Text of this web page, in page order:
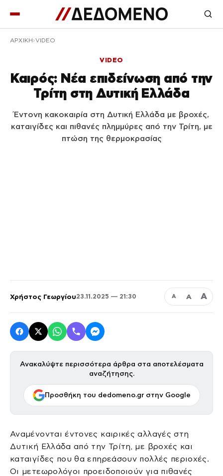
ΑΡΧΙΚΉ VIDEO
VIDEO
Καιρός: Νέα επιδείνωση από την
Τρίτη στη Δυτική Ελλάδα
Έντονη κακοκαιρία στη Δυτική Ελλάδα με βροχές,
καταιγίδες και πιθανές πλημμύρες από την Τρίτη, με
πτώση της θερμοκρασίας
Χρήστος Γεωργίου23.11.2025 — 21:30 Α Α Α
Ανακαλύψτε περισσότερα άρθρα στα αποτελέσματα
αναζήτησης.
Προσθήκη του dedomeno.gr στην Google
Αναμένονται έντονες καιρικές αλλαγές στη
Δυτική Ελλάδα από την Τρίτη, με βροχές και
καταιγίδες που θα επηρεάσουν πολλές περιοχές.
Οι μετεωρολόγοι προειδοποιούν για πιθανές